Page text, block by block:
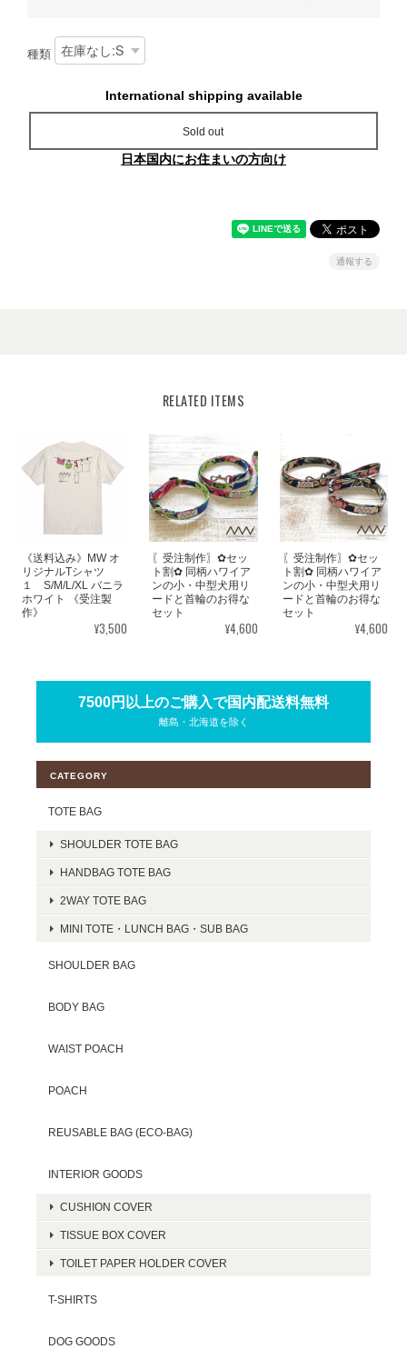
種類
International shipping available
Sold out
日本国内にお住まいの方向け
通報する
RELATED ITEMS
《送料込み》MW オ
リジナルTシャツ
１ S/M/L/XL バニラ
ホワイト 《受注製
作》
¥3,500
〖受注制作〗✿セッ
ト割✿ 同柄ハワイア
ンの小・中型犬用リ
ードと首輪のお得な
セット
¥4,600
〖受注制作〗✿セッ
ト割✿ 同柄ハワイア
ンの小・中型犬用リ
ードと首輪のお得な
セット
¥4,600
7500円以上のご購入で国内配送料無料
離島・北海道を除く
CATEGORY
TOTE BAG
SHOULDER TOTE BAG
HANDBAG TOTE BAG
2WAY TOTE BAG
MINI TOTE・LUNCH BAG・SUB BAG
SHOULDER BAG
BODY BAG
WAIST POACH
POACH
REUSABLE BAG (ECO-BAG)
INTERIOR GOODS
CUSHION COVER
TISSUE BOX COVER
TOILET PAPER HOLDER COVER
T-SHIRTS
DOG GOODS